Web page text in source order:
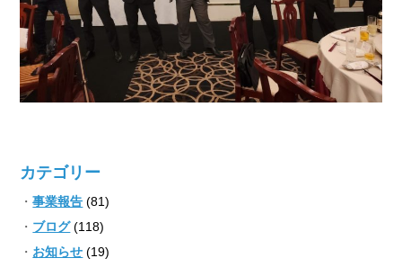
カテゴリー
事業報告 (81)
ブログ(118)
お知らせ (19)